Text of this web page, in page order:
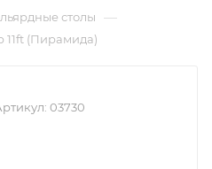
столы —
11ft (Пирамида)
03730